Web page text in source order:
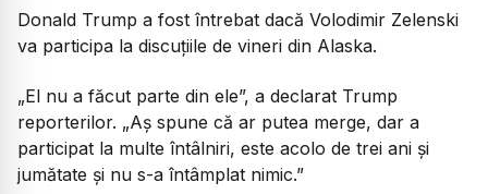
Donald Trump a fost întrebat dacă Volodimir Zelenski
va participa la discuțiile de vineri din Alaska.
„El nu a făcut parte din ele”, a declarat Trump
reporterilor. „Aș spune că ar putea merge, dar a
participat la multe întâlniri, este acolo de trei ani și
jumătate și nu s-a întâmplat nimic.”